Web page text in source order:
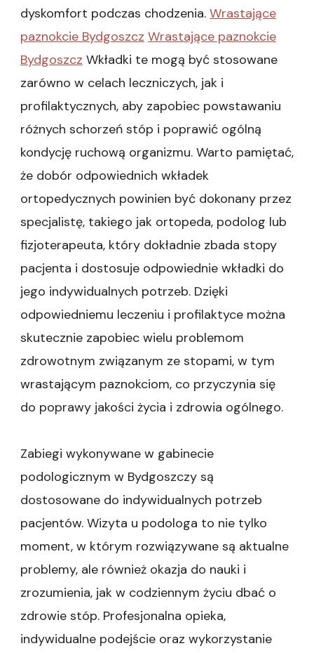
dyskomfort podczas chodzenia. Wrastające
paznokcie Bydgoszcz Wrastające paznokcie
Bydgoszcz Wkładki te mogą być stosowane
zarówno w celach leczniczych, jak i
profilaktycznych, aby zapobiec powstawaniu
różnych schorzeń stóp i poprawić ogólną
kondycję ruchową organizmu. Warto pamiętać,
że dobór odpowiednich wkładek
ortopedycznych powinien być dokonany przez
specjalistę, takiego jak ortopeda, podolog lub
fizjoterapeuta, który dokładnie zbada stopy
pacjenta i dostosuje odpowiednie wkładki do
jego indywidualnych potrzeb. Dzięki
odpowiedniemu leczeniu i profilaktyce można
skutecznie zapobiec wielu problemom
zdrowotnym związanym ze stopami, w tym
wrastającym paznokciom, co przyczynia się
do poprawy jakości życia i zdrowia ogólnego.
Zabiegi wykonywane w gabinecie
podologicznym w Bydgoszczy są
dostosowane do indywidualnych potrzeb
pacjentów. Wizyta u podologa to nie tylko
moment, w którym rozwiązywane są aktualne
problemy, ale również okazja do nauki i
zrozumienia, jak w codziennym życiu dbać o
zdrowie stóp. Profesjonalna opieka,
indywidualne podejście oraz wykorzystanie